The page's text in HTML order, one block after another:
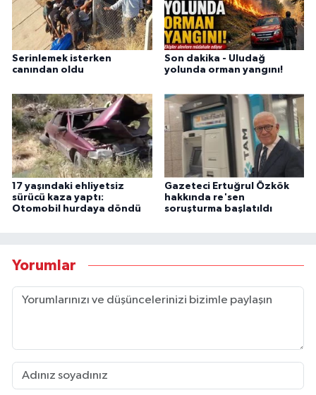
Serinlemek isterken
canından oldu
Son dakika - Uludağ
yolunda orman yangını!
17 yaşındaki ehliyetsiz
sürücü kaza yaptı:
Otomobil hurdaya döndü
Gazeteci Ertuğrul Özkök
hakkında re'sen
soruşturma başlatıldı
Yorumlar